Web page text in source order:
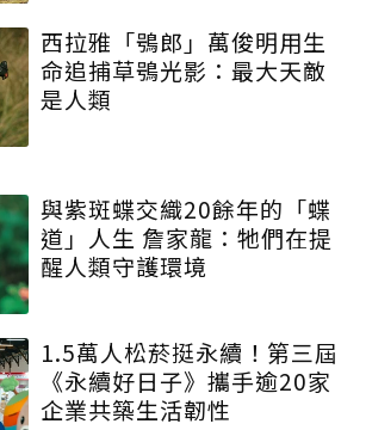
西拉雅「鴞郎」萬俊明用生
命追捕草鴞光影：最大天敵
是人類
與紫斑蝶交織20餘年的「蝶
道」人生 詹家龍：牠們在提
醒人類守護環境
1.5萬人松菸挺永續！第三屆
《永續好日子》攜手逾20家
企業共築生活韌性